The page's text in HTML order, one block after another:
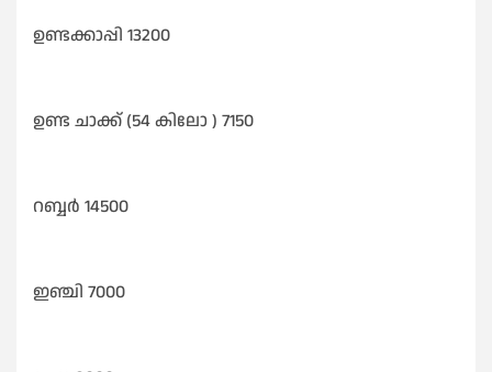
ഉണ്ടക്കാപ്പി 13200
ഉണ്ട ചാക്ക് (54 കിലോ ) 7150
റബ്ബർ 14500
ഇഞ്ചി 7000